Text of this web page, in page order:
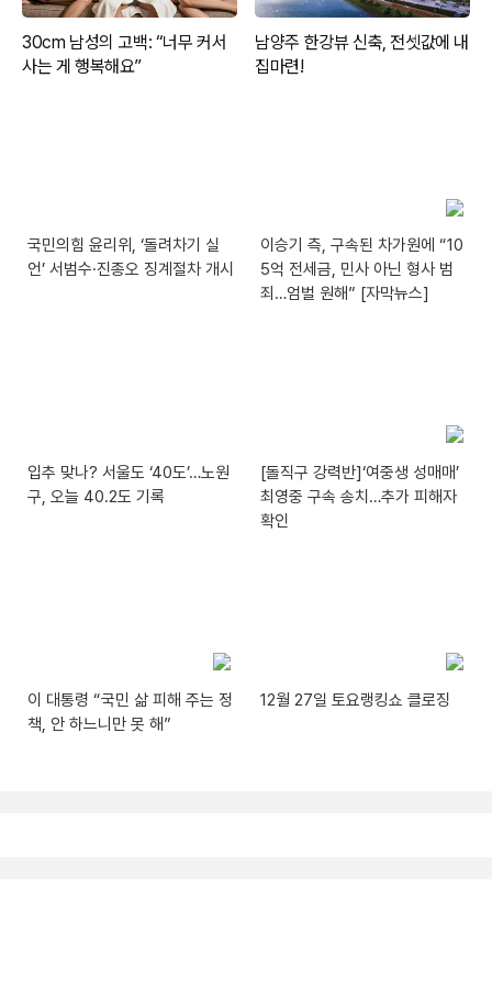
국민의힘 윤리위, ‘돌려차기 실
언’ 서범수·진종오 징계절차 개시
이승기 측, 구속된 차가원에 “10
5억 전세금, 민사 아닌 형사 범
죄…엄벌 원해” [자막뉴스]
입추 맞나? 서울도 ‘40도’…노원
구, 오늘 40.2도 기록
[돌직구 강력반]‘여중생 성매매’
최영중 구속 송치…추가 피해자
확인
이 대통령 “국민 삶 피해 주는 정
책, 안 하느니만 못 해”
12월 27일 토요랭킹쇼 클로징